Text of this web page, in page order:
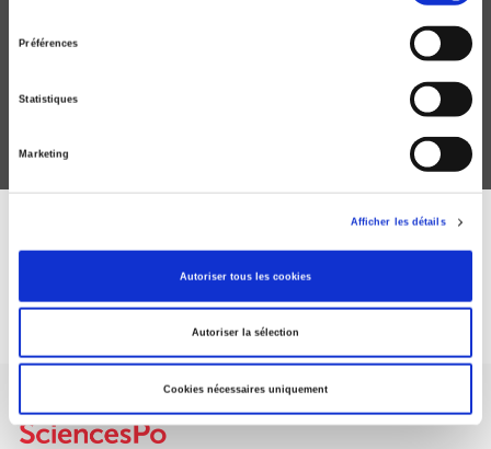
Préférences
Statistiques
Marketing
Afficher les détails
Autoriser tous les cookies
Autoriser la sélection
Cookies nécessaires uniquement
DISCOVER OUR JOURNALS
Subscribe today